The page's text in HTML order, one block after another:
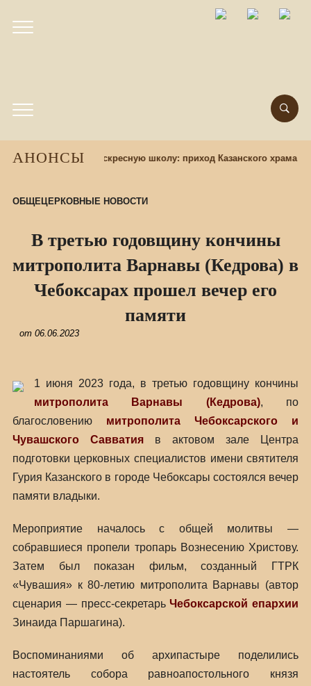
АНОНСЫ
Набор учащихся в воскресную школу: приход Казанского храма
ОБЩЕЦЕРКОВНЫЕ НОВОСТИ
В третью годовщину кончины
митрополита Варнавы (Кедрова) в
Чебоксарах прошел вечер его
памяти
от 06.06.2023
1 июня 2023 года, в третью годовщину кончины
митрополита Варнавы (Кедрова), по
благословению митрополита Чебоксарского и
Чувашского Савватияв актовом зале Центра
подготовки церковных специалистов имени святителя
Гурия Казанского в городе Чебоксары состоялся вечер
памяти владыки.
Мероприятие началось с общей молитвы —
собравшиеся пропели тропарь Вознесению Христову.
Затем был показан фильм, созданный ГТРК
«Чувашия» к 80-летию митрополита Варнавы (автор
сценария — пресс-секретарьЧебоксарской епархии
Зинаида Паршагина).
Воспоминаниями об архипастыре поделились
настоятель собора равноапостольного князя